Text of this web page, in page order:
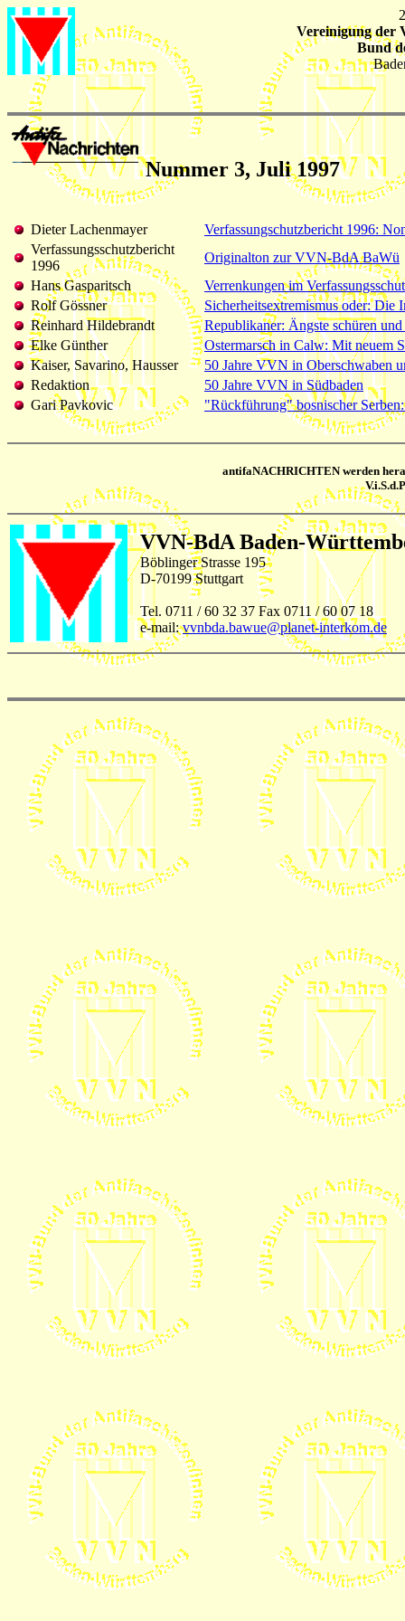
Vereinigung der
Bund
Nummer 3, Juli 1997
Dieter Lachenmayer
Verfassungschutzbericht 1996:
Verfassungsschutzbericht
1996
Originalton zur VVN-BdA BaWü
Hans Gasparitsch
Verrenkungen im
Rolf Gössner
Sicherheitsextremismus oder: Die
Reinhard Hildebrandt
Republikaner: Ängste schüren
Elke Günther
Ostermarsch in Calw: Mit neuem
Kaiser, Savarino, Hausser
50 Jahre VVN in Oberschwaben
Redaktion
50 Jahre VVN in Südbaden
Gari Pavkovic
"Rückführung" bosnischer
antifaNACHRICHTENwerden
VVN-BdA Baden-
Böblinger Strasse 195
D-70199 Stuttgart
Tel. 0711 / 60 32 37 Fax 0711 / 60 07 18
e-mail:vvnbda.bawue@planet-interkom.de